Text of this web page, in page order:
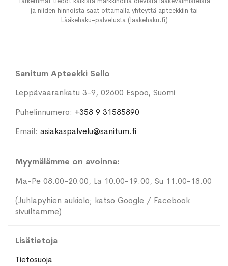
ja niiden hinnoista saat ottamalla yhteyttä apteekkiin tai
Lääkehaku-palvelusta (laakehaku.fi)
Sanitum Apteekki Sello
Leppävaarankatu 3-9, 02600 Espoo, Suomi
Puhelinnumero: +358 9 31585890
Email: asiakaspalvelu@sanitum.fi
Myymälämme on avoinna:
Ma-Pe 08.00-20.00, La 10.00-19.00, Su 11.00-18.00
(Juhlapyhien aukiolo; katso Google / Facebook
sivuiltamme)
Lisätietoja
Tietosuoja